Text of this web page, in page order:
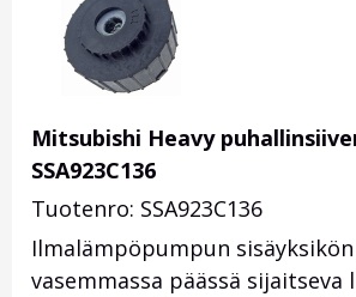
Mitsubishi Heavy
SSA923C136
Tuotenro: SSA923C136
Ilmalämpöpumpun
vasemmassa päässä sijaitseva